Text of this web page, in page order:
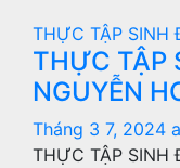
THỰC TẬP SINH
THỰC TẬP
NGUYỄN
Tháng 3 7, 2024
THỰC TẬP SINH